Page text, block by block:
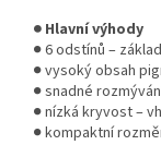
● Hlavní výhody
● 6 odstínů –
● vysoký obsah
● snadné
● nízká kryvost –
● kompaktní